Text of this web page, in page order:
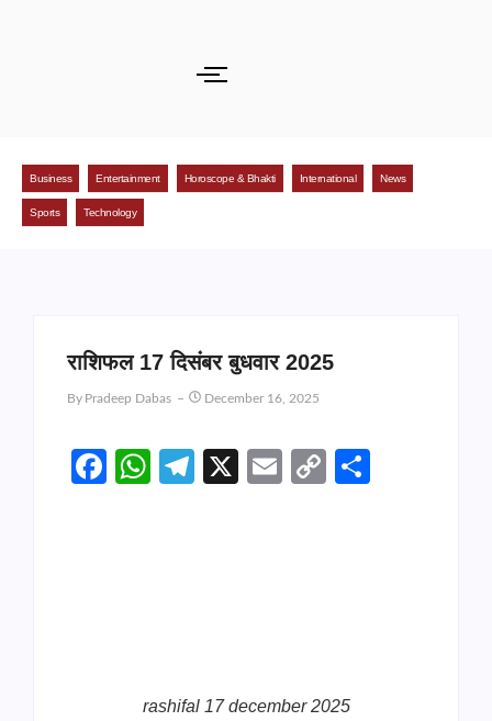
Business Entertainment Horoscope & Bhakti International News
Sports Technology
राशिफल 17 दिसंबर बुधवार 2025
By Pradeep Dabas December 16, 2025
Facebook
WhatsApp
Telegram
X EmailCopy
rashifal 17 december 2025